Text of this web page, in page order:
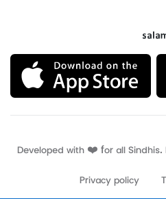
Developed with ❤️ for all Sindhis.
Privacy policy